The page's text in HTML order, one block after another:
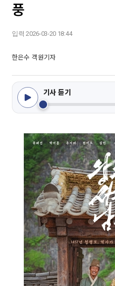
풍
입력 2026-03-20 18:44
한은수 객원기자
기사 듣기